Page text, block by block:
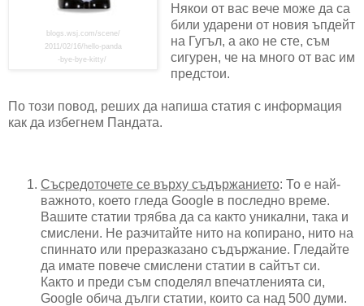
blogs.wsj.com/scene/
2011/02/16/hello-panda
-bye-bye-kitty/
Някои от вас вече може да са
били ударени от новия ъпдейт
на Гугъл, а ако не сте, съм
сигурен, че на много от вас им
предстои.
По този повод, реших да напиша статия с информация
как да избегнем Пандата.
Съсредоточете се върху съдържанието: То е най-
важното, което гледа Google в последно време.
Вашите статии трябва да са както уникални, така и
смислени. Не разчитайте нито на копирано, нито на
спиннато или преразказано съдържание. Гледайте
да имате повече смислени статии в сайтът си.
Както и преди съм споделял впечатленията си,
Google обича дълги статии, които са над 500 думи.